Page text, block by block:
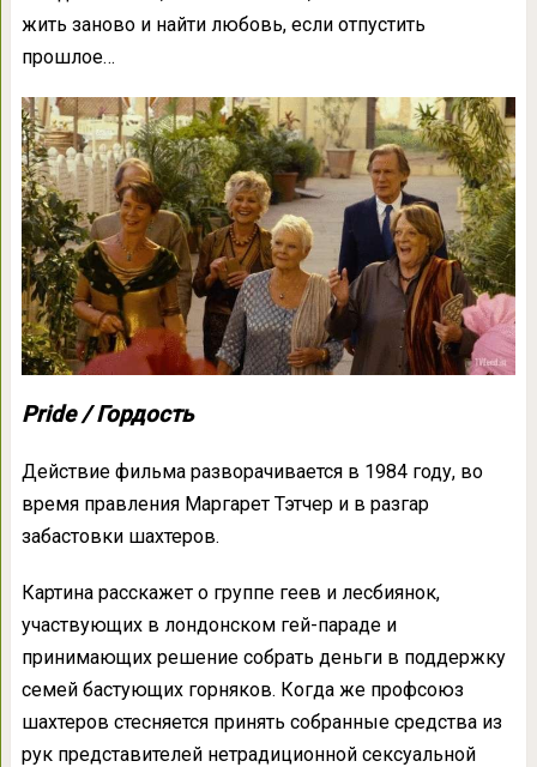
жить заново и найти любовь, если отпустить
прошлое…
Pride / Гордость
Действие фильма разворачивается в 1984 году, во
время правления Маргарет Тэтчер и в разгар
забастовки шахтеров.
Картина расскажет о группе геев и лесбиянок,
участвующих в лондонском гей-параде и
принимающих решение собрать деньги в поддержку
семей бастующих горняков. Когда же профсоюз
шахтеров стесняется принять собранные средства из
рук представителей нетрадиционной сексуальной